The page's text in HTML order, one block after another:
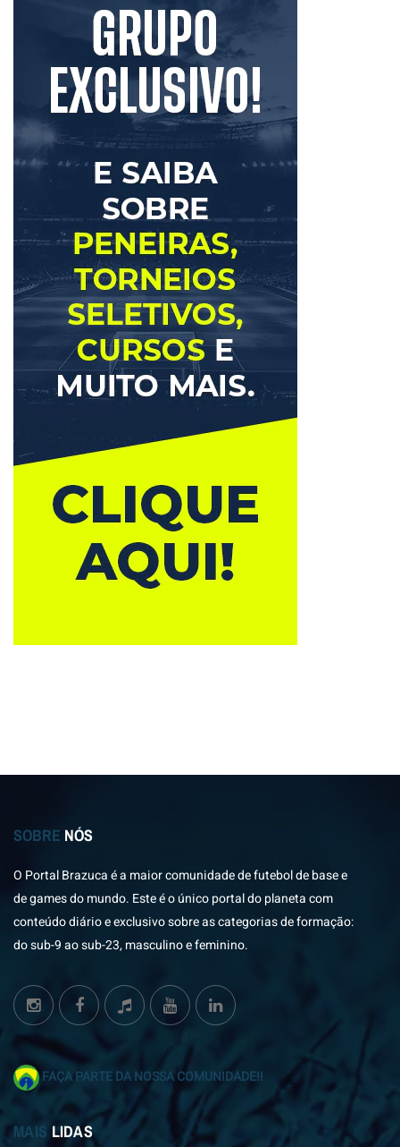
SOBRE NÓS
O Portal Brazuca é a maior comunidade de futebol de base e
de games do mundo. Este é o único portal do planeta com
conteúdo diário e exclusivo sobre as categorias de formação:
do sub-9 ao sub-23, masculino e feminino.
FAÇA PARTE DA NOSSA COMUNIDADE!!
MAIS LIDAS